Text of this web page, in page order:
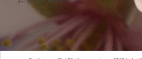
Post